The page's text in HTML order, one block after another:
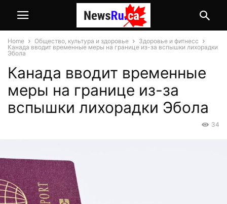
Home Общество, культура и здоровье
Здоровье и фитнесс
Канада вводит временные меры на границе из-за вспышки лихорадки
Эбола
Канада вводит временные
меры на границе из-за
вспышки лихорадки Эбола
34